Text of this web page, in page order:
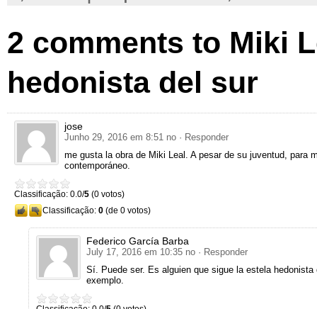
2 comments to Miki
hedonista del sur
jose
Junho 29, 2016 em 8:51 no · Responder
me gusta la obra de Miki Leal . A pesar de su juventud, para
contemporáneo.
Classificação: 0.0/5 (0 votos)
Classificação: 0 (de 0 votos)
Federico García Barba
July 17, 2016 em 10:35 no · Responder
Sí. Puede ser. Es alguien que sigue la estela hedonista
exemplo.